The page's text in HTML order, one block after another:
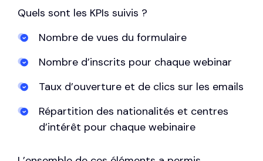
Quels sont les KPIs suivis ?
Nombre de vues du formulaire
Nombre d’inscrits pour chaque webinar
Taux d’ouverture et de clics sur les emails
Répartition des nationalités et centres
d’intérêt pour chaque webinaire